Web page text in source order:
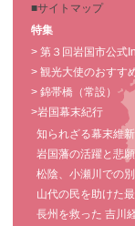
■サイトマップ
特集
> 第３回岩国市公式
> 観光大使のおすす
> 錦帯橋（常設）
>岩国幕末紀行
知られざる幕末維
岩国藩の活躍と悲
松陰、小瀬川での
山代の民を助けた
長州を救った 吉川